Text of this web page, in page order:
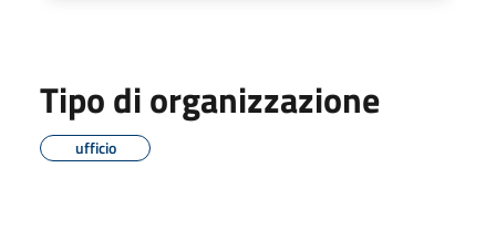
Tipo di organizzazione
ufficio